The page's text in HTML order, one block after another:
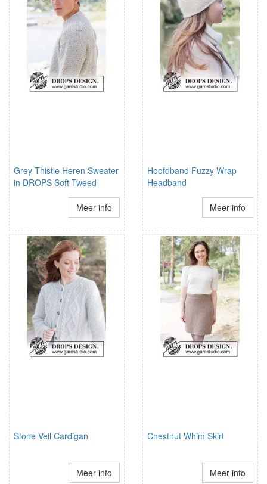
Grey Thistle Heren Sweater
in DROPS Soft Tweed
Meer info
Hoofdband Fuzzy Wrap
Headband
Meer info
Stone Veil Cardigan
Meer info
Chestnut Whim Skirt
Meer info